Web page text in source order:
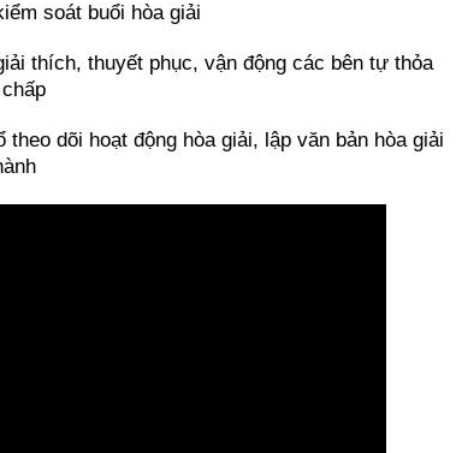
soát buổi hòa giải
thích, thuyết phục, vận động các bên tự thỏa
dõi hoạt động hòa giải, lập văn bản hòa giải